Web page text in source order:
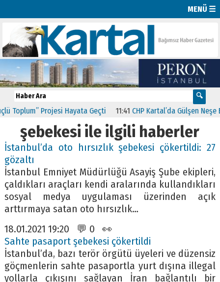
MENÜ ☰
Projesi Hayata Geçti 11:41 CHP Kartal’da Gülşen Neşe
şebekesi ile ilgili haberler
İstanbul’da oto hırsızlık şebekesi çökertildi: 27
gözaltı
İstanbul Emniyet Müdürlüğü Asayiş Şube ekipleri,
çaldıkları araçları kendi aralarında kullandıkları
sosyal medya uygulaması üzerinden açık
arttırmaya satan oto hırsızlık…
18.01.2021 19:20 💬 0 👀
Sahte pasaport şebekesi çökertildi
İstanbul’da, bazı terör örgütü üyeleri ve düzensiz
göçmenlerin sahte pasaportla yurt dışına illegal
yollarla çıkışını sağlayan İran bağlantılı bir